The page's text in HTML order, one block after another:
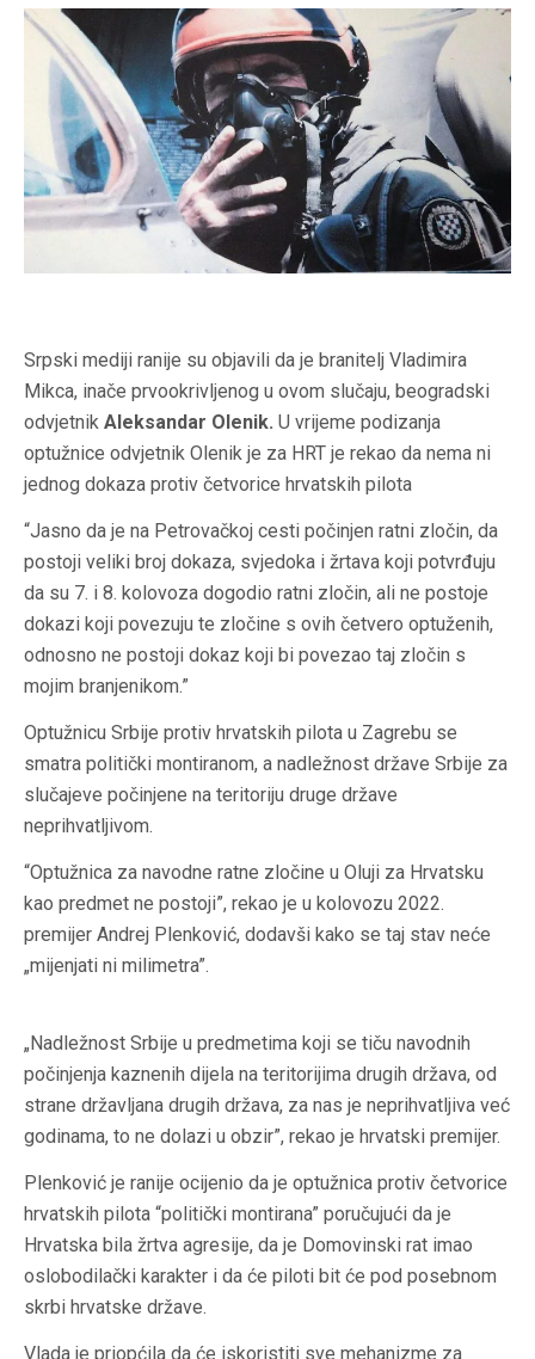
Srpski mediji ranije su objavili da je branitelj Vladimira
Mikca, inače prvookrivljenog u ovom slučaju, beogradski
odvjetnik Aleksandar Olenik. U vrijeme podizanja
optužnice odvjetnik Olenik je za HRT je rekao da nema ni
jednog dokaza protiv četvorice hrvatskih pilota
“Jasno da je na Petrovačkoj cesti počinjen ratni zločin, da
postoji veliki broj dokaza, svjedoka i žrtava koji potvrđuju
da su 7. i 8. kolovoza dogodio ratni zločin, ali ne postoje
dokazi koji povezuju te zločine s ovih četvero optuženih,
odnosno ne postoji dokaz koji bi povezao taj zločin s
mojim branjenikom.”
Optužnicu Srbije protiv hrvatskih pilota u Zagrebu se
smatra politički montiranom, a nadležnost države Srbije za
slučajeve počinjene na teritoriju druge države
neprihvatljivom.
“Optužnica za navodne ratne zločine u Oluji za Hrvatsku
kao predmet ne postoji”, rekao je u kolovozu 2022.
premijer Andrej Plenković, dodavši kako se taj stav neće
„mijenjati ni milimetra”.
„Nadležnost Srbije u predmetima koji se tiču navodnih
počinjenja kaznenih dijela na teritorijima drugih država, od
strane državljana drugih država, za nas je neprihvatljiva već
godinama, to ne dolazi u obzir”, rekao je hrvatski premijer.
Plenković je ranije ocijenio da je optužnica protiv četvorice
hrvatskih pilota “politički montirana” poručujući da je
Hrvatska bila žrtva agresije, da je Domovinski rat imao
oslobodilački karakter i da će piloti bit će pod posebnom
skrbi hrvatske države.
Vlada je priopćila da će iskoristiti sve mehanizme za